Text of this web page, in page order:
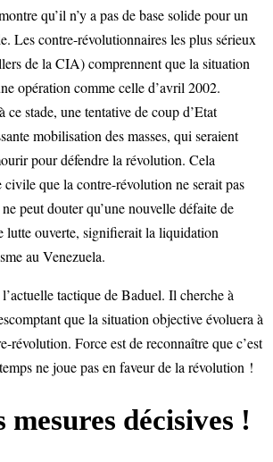
qu’il n’y a pas de base solide pour un
Les contre-révolutionnaires les plus sérieux
de la CIA) comprennent que la situation
opération comme celle d’avril 2002.
ce stade, une tentative de coup d’Etat
mobilisation des masses, qui seraient
pour défendre la révolution. Cela
civile que la contre-révolution ne serait pas
peut douter qu’une nouvelle défaite de
lutte ouverte, signifierait la liquidation
au Venezuela.
tactique de Baduel. Il cherche à
que la situation objective évoluera à
révolution. Force est de reconnaître que c’est
ne joue pas en faveur de la révolution !
décisives !